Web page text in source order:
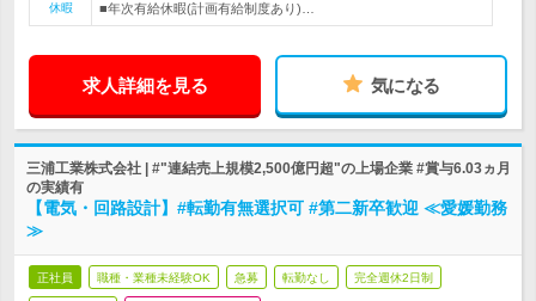
休暇
■年次有給休暇(計画有給制度あり)…
求人詳細を見る 気になる
三浦工業株式会社 | #"連結売上規模2,500億円超"の上場企業 #賞与6.03ヵ月
の実績有
【電気・回路設計】#転勤有無選択可 #第二新卒歓迎 ≪愛媛勤務
≫
正社員 職種・業種未経験OK 急募 転勤なし 完全週休2日制